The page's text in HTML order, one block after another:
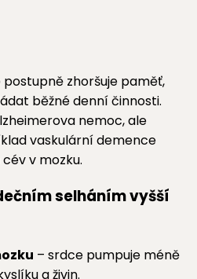
zhoršuje paměť,
běžné denní činnosti.
nemoc, ale
vaskulární demence
v mozku.
selháním vyšší
– srdce pumpuje méně
a živin.